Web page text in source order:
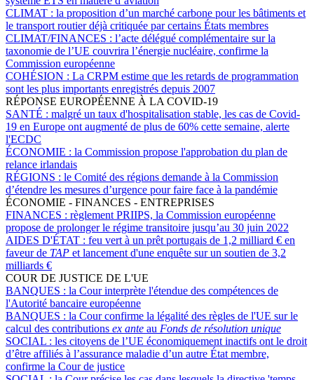
CLIMAT : la proposition d’un marché carbone pour les bâtiments et
le transport routier déjà critiquée par certains États membres
CLIMAT/FINANCES : l’acte délégué complémentaire sur la
taxonomie de l’UE couvrira l’énergie nucléaire, confirme la
Commission européenne
COHÉSION : La CRPM estime que les retards de programmation
sont les plus importants enregistrés depuis 2007
RÉPONSE EUROPÉENNE À LA COVID-19
SANTÉ : malgré un taux d'hospitalisation stable, les cas de Covid-
19 en Europe ont augmenté de plus de 60% cette semaine, alerte
l'ECDC
ÉCONOMIE : la Commission propose l'approbation du plan de
relance irlandais
RÉGIONS : le Comité des régions demande à la Commission
d’étendre les mesures d’urgence pour faire face à la pandémie
ÉCONOMIE - FINANCES - ENTREPRISES
FINANCES : règlement PRIIPS, la Commission européenne
propose de prolonger le régime transitoire jusqu’au 30 juin 2022
AIDES D'ÉTAT : feu vert à un prêt portugais de 1,2 milliard € en
faveur de TAP et lancement d'une enquête sur un soutien de 3,2
milliards €
COUR DE JUSTICE DE L'UE
BANQUES : la Cour interprète l'étendue des compétences de
l'Autorité bancaire européenne
BANQUES : la Cour confirme la légalité des règles de l'UE sur le
calcul des contributions ex ante au Fonds de résolution unique
SOCIAL : les citoyens de l’UE économiquement inactifs ont le droit
d’être affiliés à l’assurance maladie d’un autre État membre,
confirme la Cour de justice